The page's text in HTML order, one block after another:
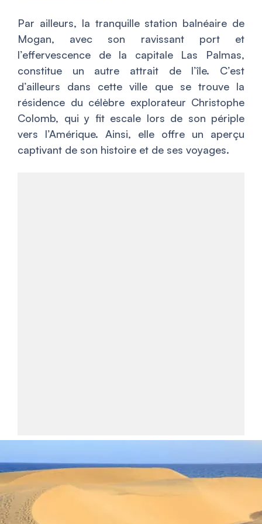
Par ailleurs, la tranquille station balnéaire de
Mogan, avec son ravissant port et
l’effervescence de la capitale Las Palmas,
constitue un autre attrait de l’île. C’est
d’ailleurs dans cette ville que se trouve la
résidence du célèbre explorateur Christophe
Colomb, qui y fit escale lors de son périple
vers l’Amérique. Ainsi, elle offre un aperçu
captivant de son histoire et de ses voyages.